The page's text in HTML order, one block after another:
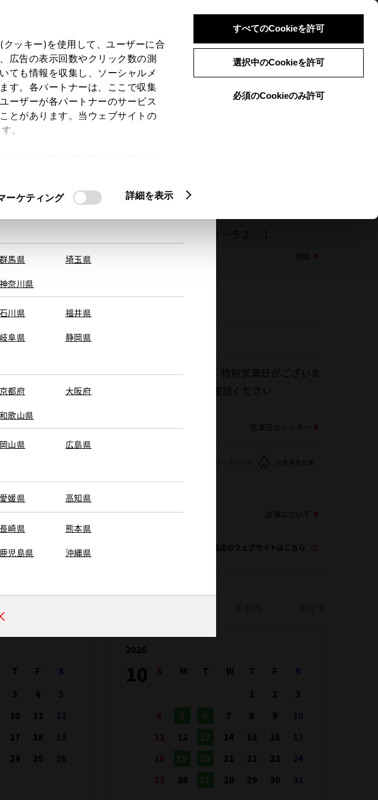
ッキー)を使用して、ユーザーに合
広告の表示回数やクリック数の測
ても情報を収集し、ソーシャルメ
す。各パートナーは、ここで収集
ーザーが各パートナーのサービス
とがあります。当ウェブサイトの
。
ーケティング 詳細を表示
すべてのCookieを許可
選択中のCookieを許可
必須のCookieのみ許可
ログイン 検索 メニュー
幌
宮城県 秋田県
群馬県 埼玉県
神奈川県
石川県 福井県
岐阜県 静岡県
京都府 大阪府
和歌山県
岡山県 広島県
愛媛県 高知県
長崎県 熊本県
鹿児島県 沖縄県
メニュー
電話番号
業時間 10:00～18:00
日
火曜日および第1・第3月曜 ※ 一部、特別営業日がございま
す。詳しくは営業日カレンダーをご確認ください
営業日カレンダー
災害帰宅支援
店舗について
この販売店のウェブサイトはこちら